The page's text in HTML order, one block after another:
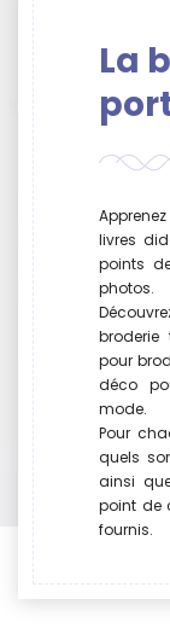
La
livres
points
photos.
pour
déco
mode.
Pour
quels
ainsi
point de
fournis.